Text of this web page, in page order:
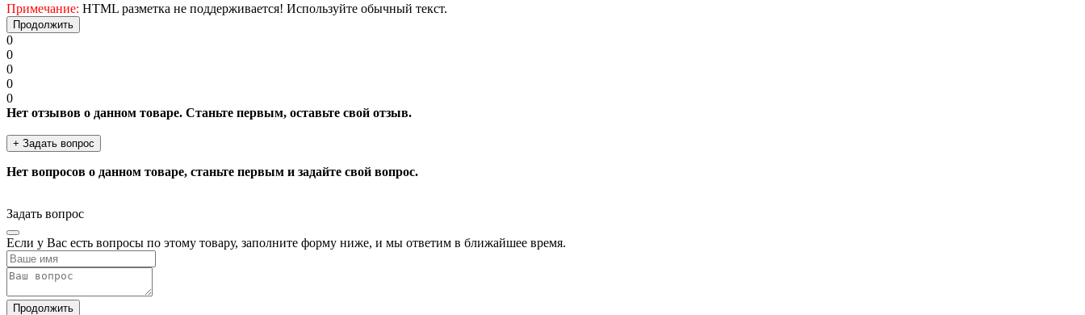
Примечание: HTML разметка не поддерживается! Используйте обычный текст.
Продолжить
0
0
0
0
0
Нет отзывов о данном товаре. Станьте первым, оставьте свой отзыв.
+ Задать вопрос
Нет вопросов о данном товаре, станьте первым и задайте свой вопрос.
Задать вопрос
Если у Вас есть вопросы по этому товару, заполните форму ниже, и мы ответим в ближайшее время.
Продолжить